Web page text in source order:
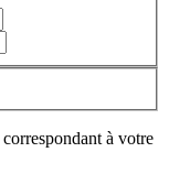
à votre